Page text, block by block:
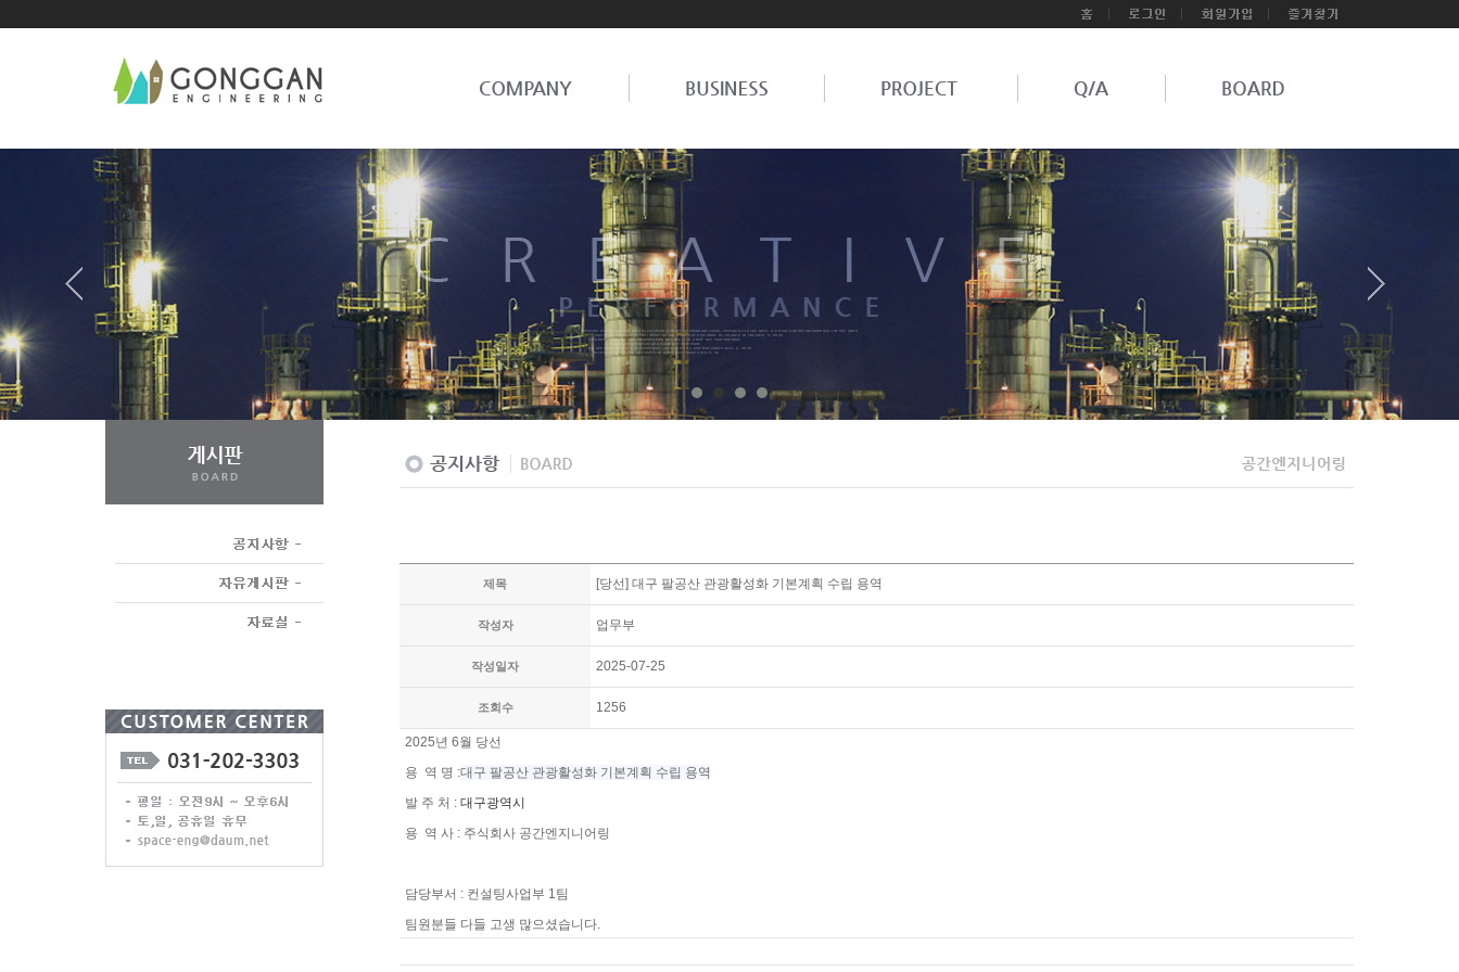
제목 [당선] 대구 팔공산 관광활성화 기본계획 수립 용역
작성자 업무부
작성일자 2025-07-25
조회수 1256
2025년 6월 당선
용 역 명 :대구 팔공산 관광활성화 기본계획 수립 용역
발 주 처 : 대구광역시
용 역 사 : 주식회사 공간엔지니어링
담당부서 : 컨설팅사업부 1팀
팀원분들 다들 고생 많으셨습니다.